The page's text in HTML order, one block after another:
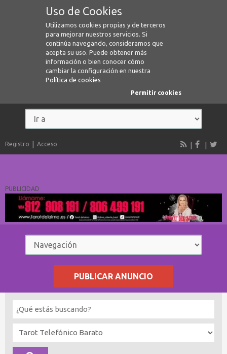
Uso de Cookies
Utilizamos cookies propias y de terceros
para mejorar nuestros servicios. Si
continúa navegando, consideramos que
acepta su uso. Puede obtener más
información o bien conocer cómo
cambiar la configuración en nuestra
Política de cookies
Permitir cookies
Registro Acceso
PUBLICIDAD
PUBLICAR ANUNCIO